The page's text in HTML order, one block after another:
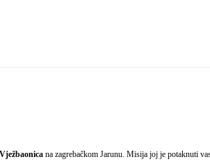
na zagrebačkom Jarunu. Misija joj je potaknuti